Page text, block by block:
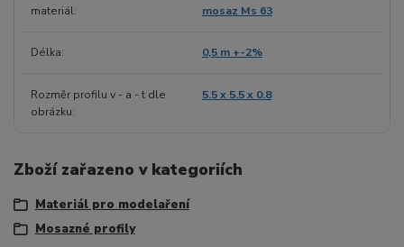
materiál mosaz Ms 63
Délka 0,5 m +-2%
Rozměr profilu v - a - t dle
obrázku
5.5 x 5.5 x 0.8
Zboží zařazeno v kategoriích
Materiál pro modelaření
Mosazné profily